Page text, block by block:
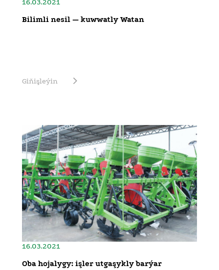
16.03.2021
Bilimli nesil — kuwwatly Watan
Giňişleýin
16.03.2021
Oba hojalygy: işler utgaşykly barýar